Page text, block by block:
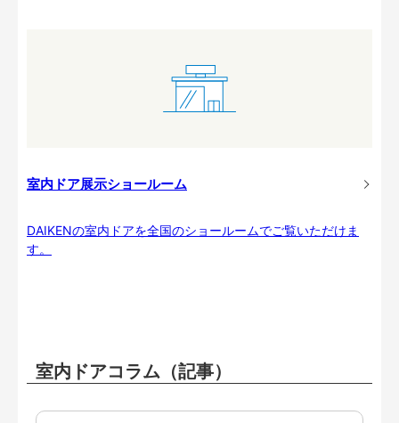
室内ドア展示ショールーム
DAIKENの室内ドアを全国のショールームでご覧いただけま
す。
室内ドアコラム（記事）